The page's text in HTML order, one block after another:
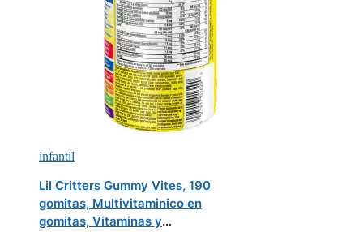
infantil
Lil Critters Gummy Vites, 190
gomitas, Multivitaminico en
gomitas, Vitaminas y